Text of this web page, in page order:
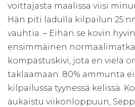
voittajasta maalissa viisi
Hän piti ladulla kilpailun
vauhtia. – Eihän se kovin
ensimmäinen
kompastuskivi, jota en vielä
taklaamaan. 80% ammunta
kilpailussa tyynessä kelissä.
aukaistu viikonloppuun,